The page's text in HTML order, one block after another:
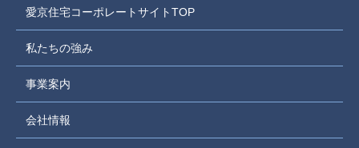
愛京住宅コーポレートサイトTOP
私たちの強み
事業案内
会社情報